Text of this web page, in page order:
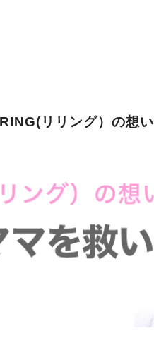
リリング）の想い